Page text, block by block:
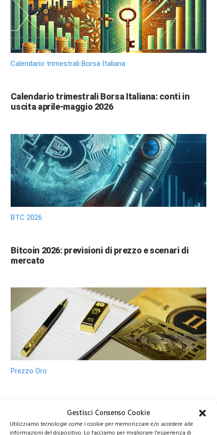
Gestisci Consenso Cookie
Utilizziamo tecnologie come i cookie per memorizzare e/o accedere alle
informazioni del dispositivo. Lo facciamo per migliorare l'esperienza di
Calendario trimestrali Borsa Italiana
Calendario trimestrali Borsa Italiana: conti in
uscita aprile-maggio 2026
BTC 2026
Bitcoin 2026: previsioni di prezzo e scenari di
mercato
Prezzo Oro
Wall Street sorprendono gli investitori